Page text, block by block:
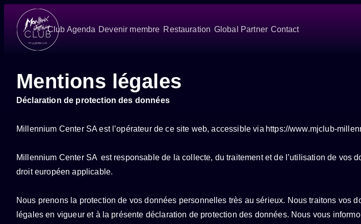
Club Agenda Devenir membre Restauration Global Partner Contact
Mentions légales
Déclaration de protection des données
Millennium Center SA est l’opérateur de ce site web, accessible via https://www.mjclub-
Millennium Center SA est responsable de la collecte, du traitement et de l’utilisation de vos
droit européen applicable.
Nous prenons la protection de vos données personnelles très au sérieux. Nous traitons
légales en vigueur et à la présente déclaration de protection des données. Nous vous